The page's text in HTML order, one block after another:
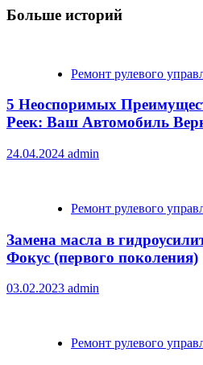
Больше историй
Ремонт рулевого
5 Неоспоримых
Реек: Ваш Автомобиль
24.04.2024 admin
Ремонт рулевого
Замена масла в
Фокус (первого поколения)
03.02.2023 admin
Ремонт рулевого